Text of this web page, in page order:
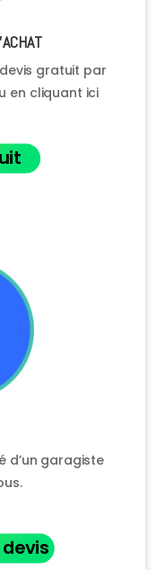
gratuit par
en cliquant ici
d’un garagiste